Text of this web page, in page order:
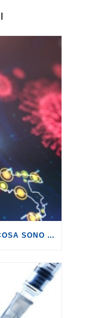
CERTIFICAZIONI VERDI COVID-19. COSA SONO E COME OTTENERLE.